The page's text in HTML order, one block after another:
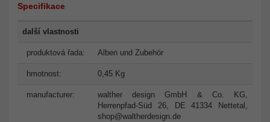
Specifikace
další vlastnosti
produktová řada: Alben und Zubehör
hmotnost: 0,45 Kg
manufacturer:
walther design GmbH & Co. KG,
Herrenpfad-Süd 26, DE 41334 Nettetal,
shop@waltherdesign.de